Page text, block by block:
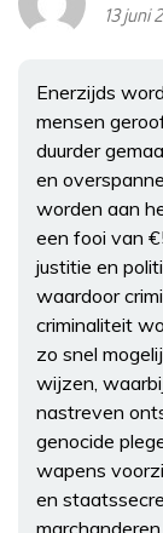
13 juni
Enerzijds
mensen
duurder
en
worden aan
een fooi van
justitie en
waardoor
criminaliteit
zo snel
wijzen,
nastreven
genocide
wapens
en